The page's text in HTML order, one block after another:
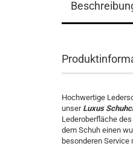
Hochwertige
unser Luxus
Lederoberfläche
dem Schuh einen
besonderen